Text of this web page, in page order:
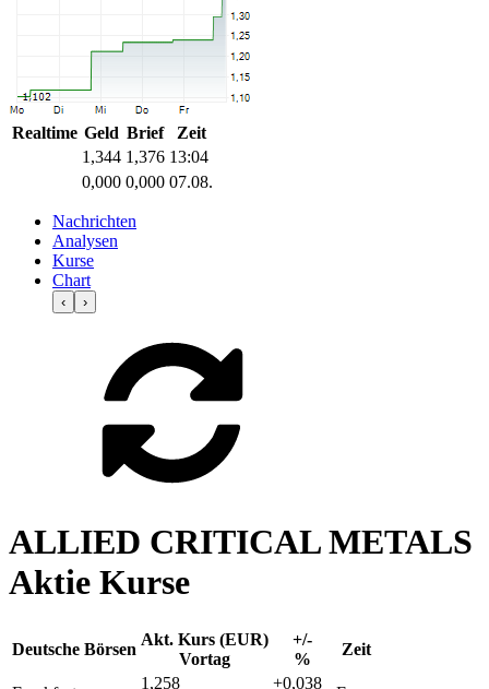
Realtime Geld Brief
Zeit
1,344 1,376 13:04
0,000 0,000 07.08.
Nachrichten
Analysen
Kurse
Chart
‹ ›
ALLIED CRITICAL METALS
Aktie Kurse
Deutsche Börsen
Akt. Kurs (EUR)
Vortag
+/-
%
Zeit
1,258 +0,038